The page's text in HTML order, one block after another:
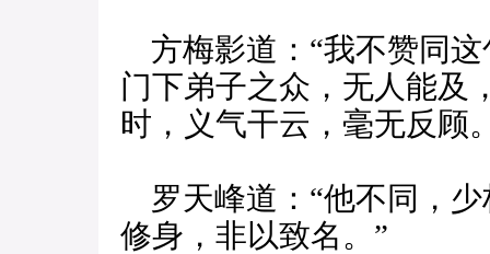
方梅影道：“我不赞同
门下弟子之众，无人能及
时，义气干云，毫无反顾
罗天峰道：“他不同，
修身，非以致名。”